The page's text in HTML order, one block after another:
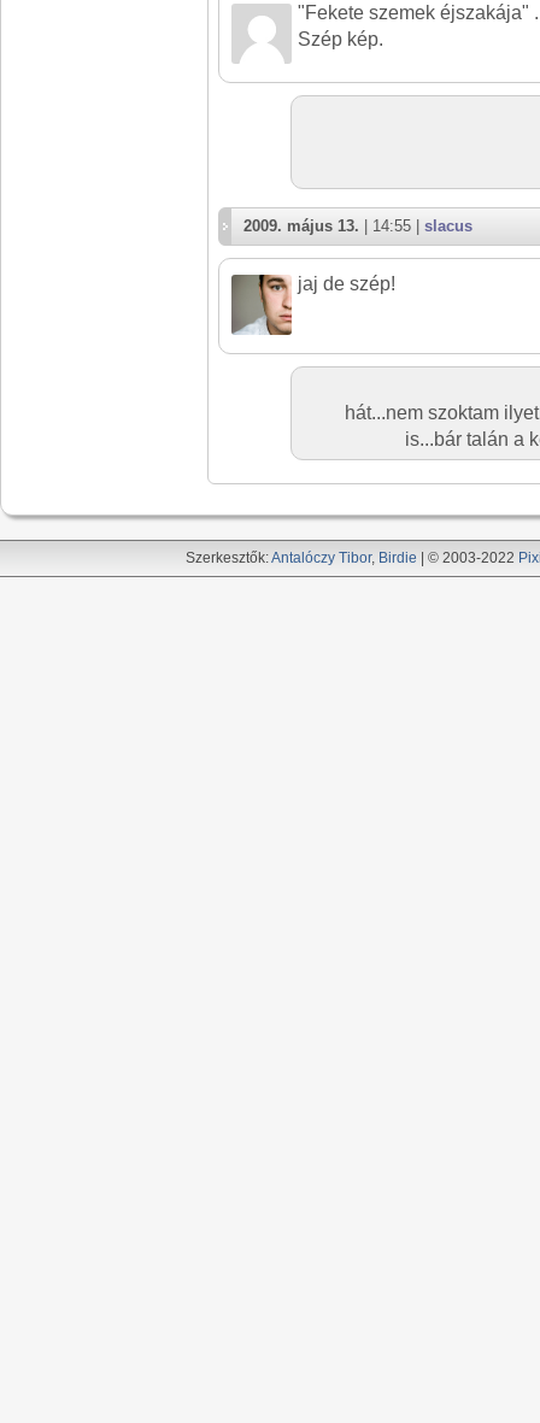
"Fekete szemek éjszakája"
Szép kép.
2009. május 13. | 14:55 | slacus
jaj de szép!
hát...nem szoktam
is...bár talán a
Szerkesztők:Antalóczy Tibor, Birdie | © 2003-2022